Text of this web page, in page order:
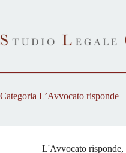
Categoria L’Avvocato risponde
L'Avvocato risponde,